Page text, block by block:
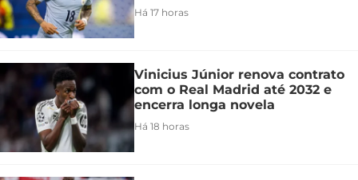
Há 17 horas
Vinicius Júnior renova contrato
com o Real Madrid até 2032 e
encerra longa novela
Há 18 horas